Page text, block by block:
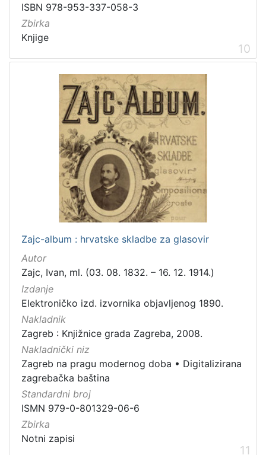
ISBN 978-953-337-058-3
Zbirka
Knjige
10
Zajc-album : hrvatske skladbe za glasovir
Autor
Zajc, Ivan, ml. (03. 08. 1832. – 16. 12. 1914.)
Izdanje
Elektroničko izd. izvornika objavljenog 1890.
Nakladnik
Zagreb : Knjižnice grada Zagreba, 2008.
Nakladnički niz
Zagreb na pragu modernog doba • Digitalizirana
zagrebačka baština
Standardni broj
ISMN 979-0-801329-06-6
Zbirka
Notni zapisi
11